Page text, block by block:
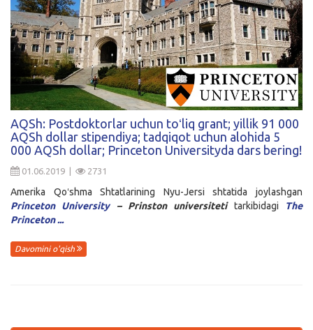
AQSh: Postdoktorlar uchun toʻliq grant; yillik 91 000
AQSh dollar stipendiya; tadqiqot uchun alohida 5
000 AQSh dollar; Princeton Universityda dars bering!
01.06.2019 | 2731
Amerika Qoʻshma Shtatlarining Nyu-Jersi shtatida joylashgan
Princeton University– Prinston universitetitarkibidagi
The
Princeton ...
Davomini o'qish